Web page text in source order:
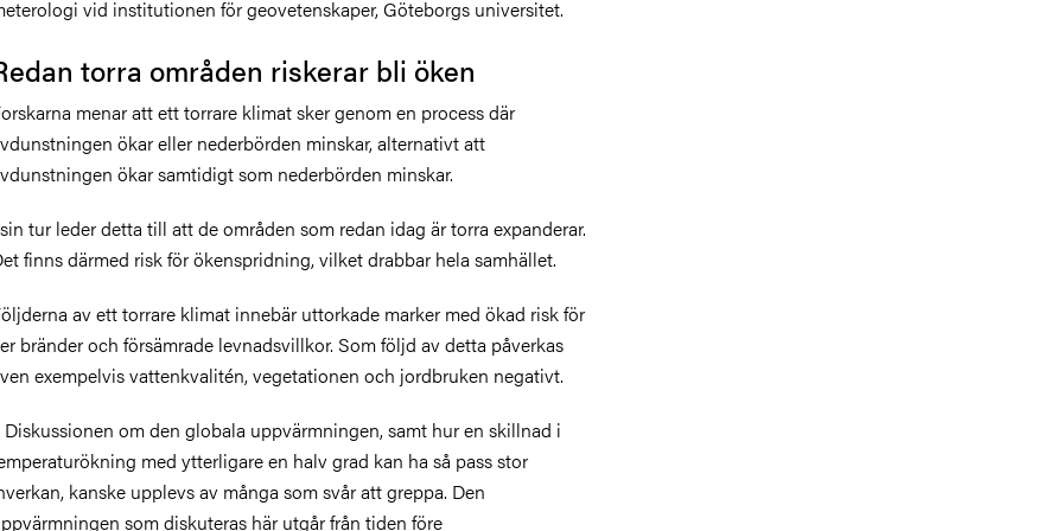
vid institutionen för geovetenskaper, Göteborgs universitet.
torra områden riskerar bli öken
menar att ett torrare klimat sker genom en process där
ökar eller nederbörden minskar, alternativt att
ökar samtidigt som nederbörden minskar.
tur leder detta till att de områden som redan idag är torra expanderar.
finns därmed risk för ökenspridning, vilket drabbar hela samhället.
av ett torrare klimat innebär uttorkade marker med ökad risk för
bränder och försämrade levnadsvillkor. Som följd av detta påverkas
exempelvis vattenkvalitén, vegetationen och jordbruken negativt.
Diskussionen om den globala uppvärmningen, samt hur en skillnad i
med ytterligare en halv grad kan ha så pass stor
kanske upplevs av många som svår att greppa. Den
som diskuteras här utgår från tiden före